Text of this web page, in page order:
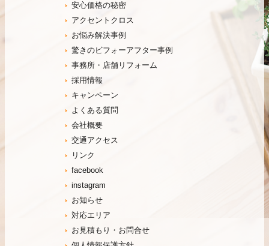
安心価格の秘密
アクセントクロス
お悩み解決事例
驚きのビフォーアフター事例
事務所・店舗リフォーム
採用情報
キャンペーン
よくある質問
会社概要
交通アクセス
リンク
facebook
instagram
お知らせ
対応エリア
お見積もり・お問合せ